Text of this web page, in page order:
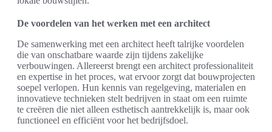
De voordelen van het werken met een architect
De samenwerking met een architect heeft talrijke voordelen
die van onschatbare waarde zijn tijdens zakelijke
verbouwingen. Allereerst brengt een architect professionaliteit
en expertise in het proces, wat ervoor zorgt dat bouwprojecten
soepel verlopen. Hun kennis van regelgeving, materialen en
innovatieve technieken stelt bedrijven in staat om een ruimte
te creëren die niet alleen esthetisch aantrekkelijk is, maar ook
functioneel en efficiënt voor het bedrijfsdoel.